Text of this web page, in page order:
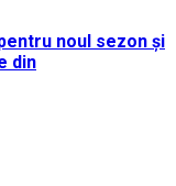
noul sezon și
din